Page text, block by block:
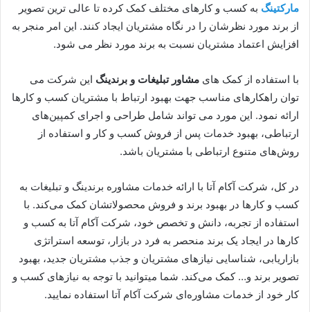
مارکتینگ به کسب و کارهای مختلف کمک کرده تا عالی ترین تصویر
از برند مورد نظرشان را در نگاه مشتریان ایجاد کنند. این امر منجر به
افزایش اعتماد مشتریان نسبت به برند مورد نظر می شود.
با استفاده از کمک های مشاور تبلیغات و برندینگ این شرکت می
توان راهکارهای مناسب جهت بهبود ارتباط با مشتریان کسب و کارها
ارائه نمود. این مورد می تواند شامل طراحی و اجرای کمپین‌های
ارتباطی، بهبود خدمات پس از فروش کسب و کار و استفاده از
روش‌های متنوع ارتباطی با مشتریان باشد.
در کل، شرکت آکام آتا با ارائه خدمات مشاوره برندینگ و تبلیغات به
کسب و کارها در بهبود برند و فروش محصولاتشان کمک می‌کند. با
استفاده از تجربه، دانش و تخصص خود، شرکت آکام آتا به کسب و
کارها در ایجاد یک برند منحصر به فرد در بازار، توسعه استراتژی
بازاریابی، شناسایی نیازهای مشتریان و جذب مشتریان جدید، بهبود
تصویر برند و… کمک می‌کند. شما می­توانید با توجه به نیازهای کسب و
کار خود از خدمات مشاوره‌ای شرکت آکام آتا استفاده نمایید.